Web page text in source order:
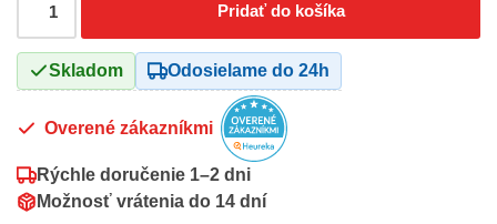
Pridať do košíka
Skladom Odosielame do 24h
Overené zákazníkmi
Rýchle doručenie 1–2 dni
Možnosť vrátenia do 14 dní